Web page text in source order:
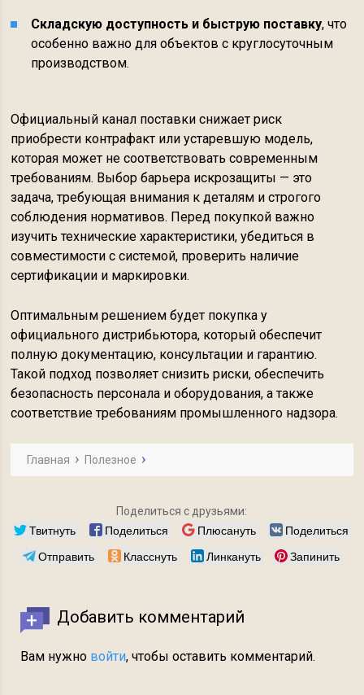
Складскую доступность и быструю поставку, что
особенно важно для объектов с круглосуточным
производством.
Официальный канал поставки снижает риск
приобрести контрафакт или устаревшую модель,
которая может не соответствовать современным
требованиям. Выбор барьера искрозащиты — это
задача, требующая внимания к деталям и строгого
соблюдения нормативов. Перед покупкой важно
изучить технические характеристики, убедиться в
совместимости с системой, проверить наличие
сертификации и маркировки.
Оптимальным решением будет покупка у
официального дистрибьютора, который обеспечит
полную документацию, консультации и гарантию.
Такой подход позволяет снизить риски, обеспечить
безопасность персонала и оборудования, а также
соответствие требованиям промышленного надзора.
Главная Полезное
Поделиться с друзьями:
Твитнуть Поделиться Плюсануть
Поделиться
Отправить
Класснуть Линкануть Запинить
Добавить комментарий
Вам нужно войти, чтобы оставить комментарий.